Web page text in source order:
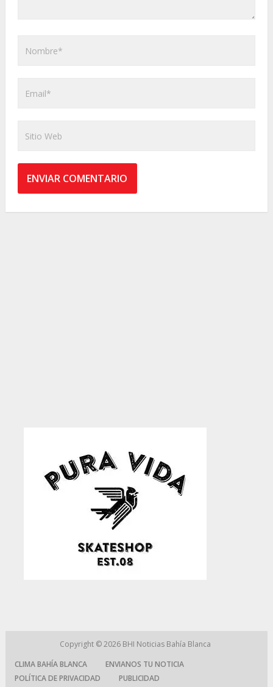
Copyright © 2026 BHI Noticias Bahía Blanca
CLIMA BAHÍA BLANCA
ENVIANOS TU NOTICIA
POLÍTICA DE PRIVACIDAD
PUBLICIDAD